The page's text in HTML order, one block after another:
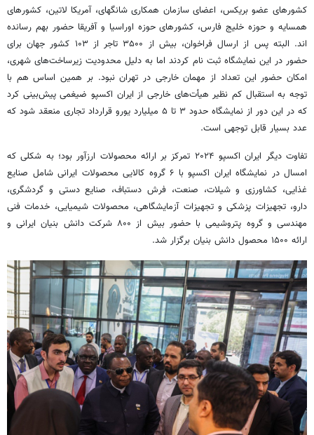
کشورهای عضو بریکس، اعضای سازمان همکاری شانگهای، آمریکا لاتین، کشورهای
همسایه و حوزه خلیج فارس، کشورهای حوزه اوراسیا و آفریقا حضور بهم رسانده
اند. البته پس از ارسال فراخوان، بیش از
تاجر از ۱۰۳ کشور جهان برای
حضور در این نمایشگاه ثبت نام کردند اما به دلیل محدودیت زیرساخت‌های شهری،
امکان حضور این تعداد از مهمان خارجی در تهران نبود. بر همین اساس هم با
توجه به استقبال کم نظیر هیأت‌های خارجی از ایران اکسپو ضیغمی پیش‌بینی کرد
که در این دور از نمایشگاه حدود ۳ تا ۵ میلیارد یورو قرارداد تجاری منعقد شود که
عدد بسیار قابل توجهی است.
تفاوت دیگر ایران اکسپو۲۰۲۴
تمرکز بر ارائه محصولات ارزآور بود؛ به شکلی که
امسال در نمایشگاه ایران اکسپو با ۶ گروه کالایی محصولات ایرانی شامل صنایع
غذایی، کشاورزی و شیلات، صنعت، فرش دستباف، صنایع دستی و گردشگری،
دارو، تجهیزات پزشکی و تجهیزات آزمایشگاهی، محصولات شیمیایی، خدمات فنی
مهندسی و گروه پتروشیمی با حضور بیش از ۸۰۰ شرکت دانش بنیان ایرانی و
ارائه
محصول دانش بنیان برگزار شد.